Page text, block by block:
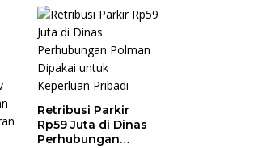
Retribusi Parkir
Rp59 Juta di Dinas
Perhubungan